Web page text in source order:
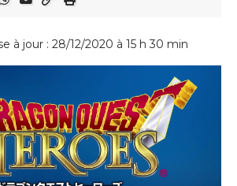
à jour : 28/12/2020 à 15 h 30 min